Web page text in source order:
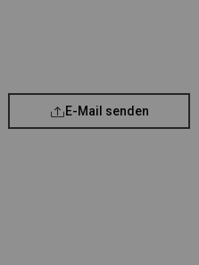
E-Mail senden